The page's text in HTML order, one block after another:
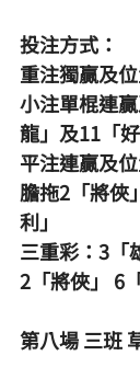
投注方式：
重注獨贏及位
小注單棍連
龍」及11「好
平注連贏及
膽拖2「將俠
利」
三重彩：3「
2「將俠」 6
第八場 三班